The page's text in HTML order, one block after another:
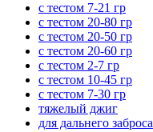
с тестом 7-21 гр
с тестом 20-80 гр
с тестом 20-50 гр
с тестом 20-60 гр
с тестом 2-7 гр
с тестом 10-45 гр
с тестом 7-30 гр
тяжелый джиг
для дальнего заброса